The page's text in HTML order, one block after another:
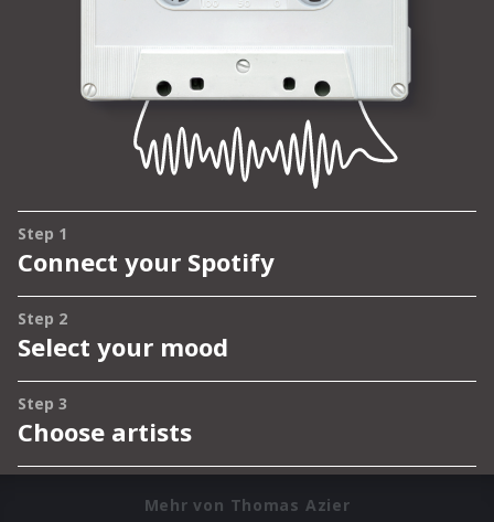
Mehr von Thomas Azier